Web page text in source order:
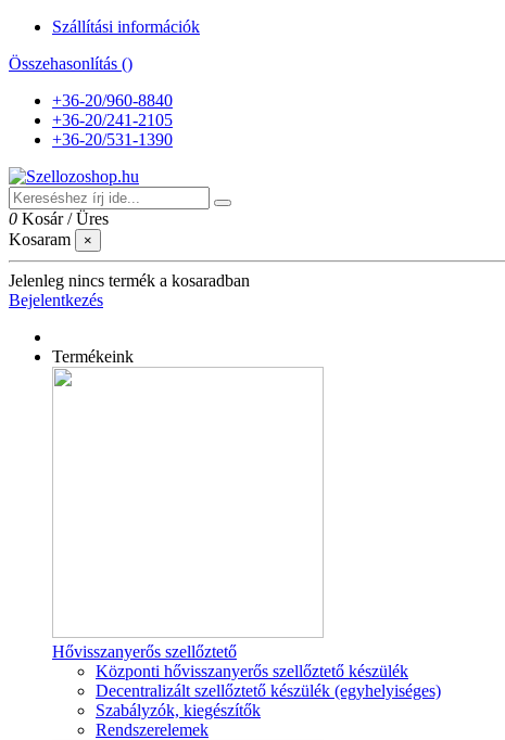
Szállítási információk
Összehasonlítás ()
+36-20/960-8840
+36-20/241-2105
+36-20/531-1390
0 Kosár /Üres
Kosaram
×
Jelenleg nincs termék a kosaradban
Bejelentkezés
Termékeink
Hővisszanyerős szellőztető
Központi hővisszanyerős szellőztető készülék
Decentralizált szellőztető készülék (egyhelyiséges)
Szabályzók, kiegészítők
Rendszerelemek